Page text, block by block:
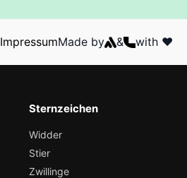
ImpressumMade by & with ❤️
Sternzeichen
Widder
Stier
Zwillinge